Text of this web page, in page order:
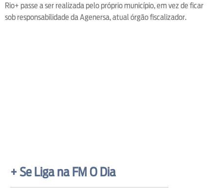
Rio+ passe a ser realizada pelo próprio município, em vez de ficar
sob responsabilidade da Agenersa, atual órgão fiscalizador.
+ Se Liga na FM O Dia